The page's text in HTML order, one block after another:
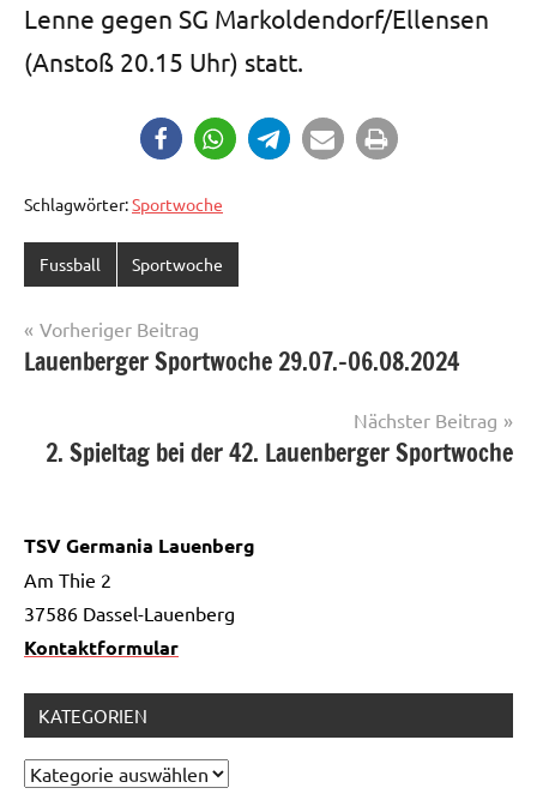
Lenne gegen SG Markoldendorf/Ellensen
(Anstoß 20.15 Uhr) statt.
Schlagwörter:Sportwoche
Fussball Sportwoche
Beitragsnavigation
Vorheriger Beitrag
Lauenberger Sportwoche 29.07.-06.08.2024
Nächster Beitrag
2. Spieltag bei der 42. Lauenberger Sportwoche
TSV Germania Lauenberg
Am Thie 2
37586 Dassel-Lauenberg
Kontaktformular
KATEGORIEN
Kategorien